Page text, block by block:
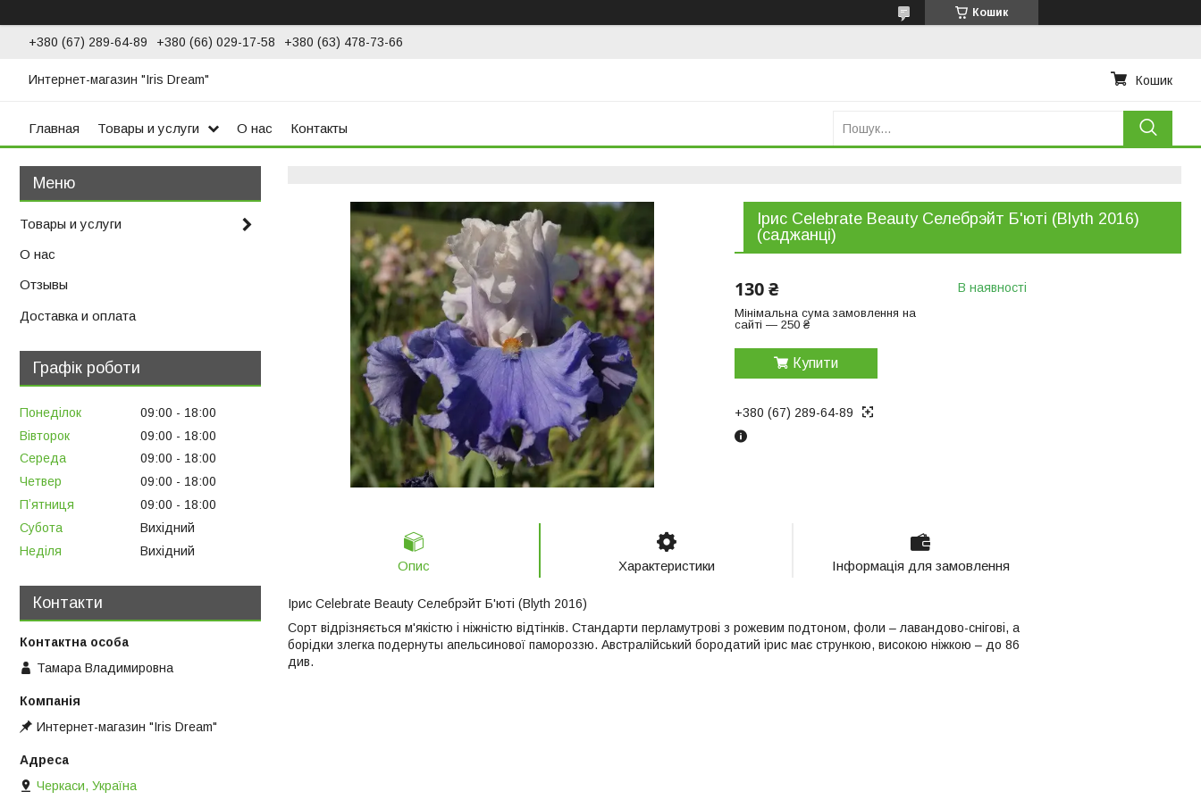
Кошик
+380 (67) 289-64-89 +380 (66) 029-17-58 +380 (63) 478-73-66
Интернет-магазин "Iris Dream" Кошик
Главная Товары и услуги О нас Контакты
Ірис Celebrate Beauty Селебрэйт Б'юті (Blyth 2016)
(саджанці)
130 ₴
Мінімальна сума замовлення на
сайті — 250 ₴
В наявності
Купити
+380 (67) 289-64-89
Опис Характеристики Інформація для замовлення
Ірис Celebrate Beauty Селебрэйт Б'юті (Blyth 2016)
Сорт відрізняється м'якістю і ніжністю відтінків. Стандарти перламутрові з рожевим подтоном, фоли – лавандово-снігові, а
борідки злегка подернуты апельсинової памороззю. Австралійський бородатий ірис має стрункою, високою ніжкою – до 86
див.
Товары и услуги
О нас
Отзывы
Доставка и оплата
Графік роботи
Понеділок 09:00
18:00
Вівторок
09:00
18:00
Середа
09:00
18:00
Четвер
09:00
18:00
Пʼятниця
09:00
18:00
Субота
Вихідний
Неділя
Вихідний
Контакти
Тамара Владимировна
Интернет-магазин "Iris Dream"
Черкаси, Україна